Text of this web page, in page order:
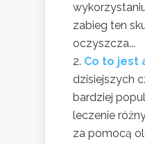
zabieg ten
oczyszcza...
Co to jest
dzisiejszych
bardziej
leczenie
za pomocą